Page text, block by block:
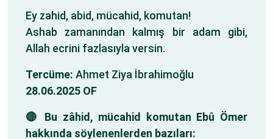
Ey zahid, abid, mücahid, komutan!
Ashab zamanından kalmış bir adam gibi,
Allah ecrini fazlasıyla versin.
Tercüme: Ahmet Ziya İbrahimoğlu
28.06.2025 OF
🔴 Bu zâhid, mücahid komutan Ebû Ömer
hakkında söylenenlerden bazıları: